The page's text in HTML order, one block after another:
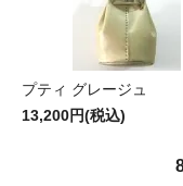
プティ グレージュ
13,200円(税込)